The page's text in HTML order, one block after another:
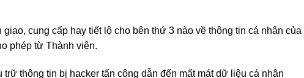
cung cấp hay tiết lộ cho bên thứ 3 nào về thông tin cá nhân của
phép từ Thành viên.
thông tin bị hacker tấn công dẫn đến mất mát dữ liệu cá nhân